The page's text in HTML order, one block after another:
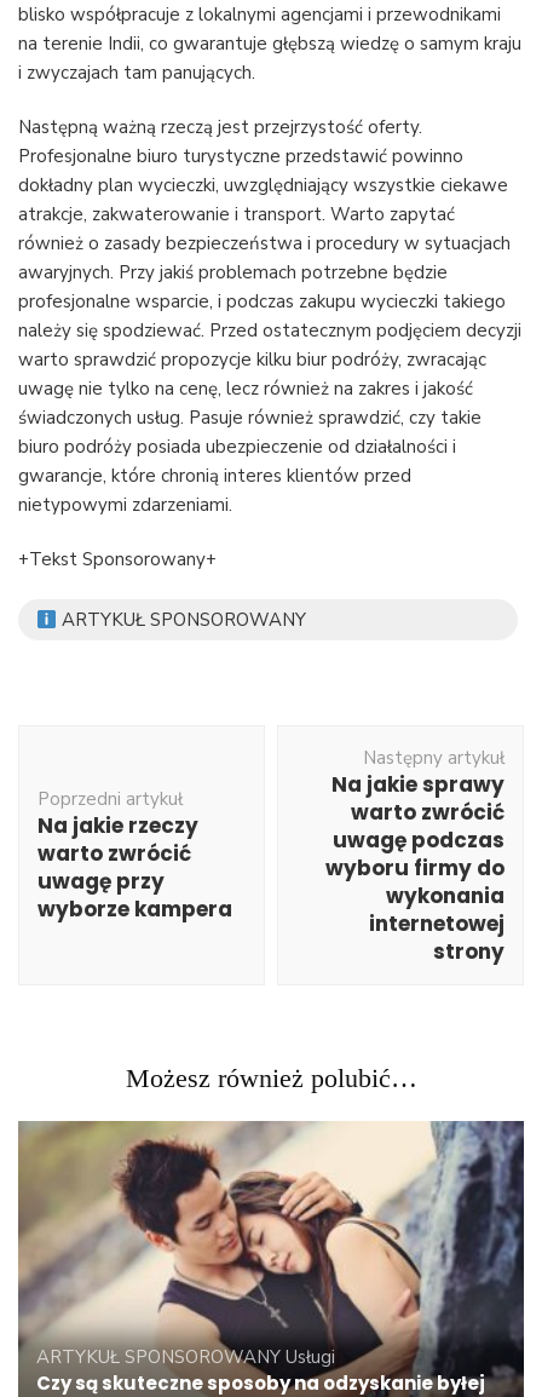
blisko współpracuje z lokalnymi agencjami i przewodnikami
na terenie Indii, co gwarantuje głębszą wiedzę o samym kraju
i zwyczajach tam panujących.
Następną ważną rzeczą jest przejrzystość oferty.
Profesjonalne biuro turystyczne przedstawić powinno
dokładny plan wycieczki, uwzględniający wszystkie ciekawe
atrakcje, zakwaterowanie i transport. Warto zapytać
również o zasady bezpieczeństwa i procedury w sytuacjach
awaryjnych. Przy jakiś problemach potrzebne będzie
profesjonalne wsparcie, i podczas zakupu wycieczki takiego
należy się spodziewać. Przed ostatecznym podjęciem decyzji
warto sprawdzić propozycje kilku biur podróży, zwracając
uwagę nie tylko na cenę, lecz również na zakres i jakość
świadczonych usług. Pasuje również sprawdzić, czy takie
biuro podróży posiada ubezpieczenie od działalności i
gwarancje, które chronią interes klientów przed
nietypowymi zdarzeniami.
+Tekst Sponsorowany+
ARTYKUŁ SPONSOROWANY
Poprzedni artykuł
Na jakie rzeczy
warto zwrócić
uwagę przy
wyborze kampera
Następny artykuł
Na jakie sprawy
warto zwrócić
uwagę podczas
wyboru firmy do
wykonania
internetowej
strony
Możesz również polubić…
ARTYKUŁ SPONSOROWANY Usługi
Czy są skuteczne sposoby na odzyskanie byłej